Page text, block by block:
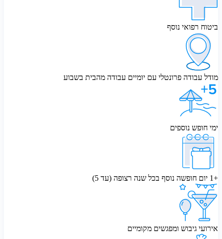
ביטוח רפואי נוסף
מודל עבודה פרונטלי עם יומיים עבודה מהבית בשבוע
ימי חופש נוספים
+1 יום חופשה נוסף בכל שנה רצופה (עד 5)
אירועי גיבוש ומפגשים מקומיים